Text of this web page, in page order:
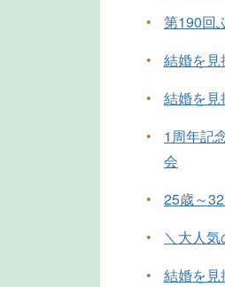
•
第190回
•
結婚を見
•
結婚を見
•
1周年記
会
• 25歳～
•
＼大人
•
結婚を見